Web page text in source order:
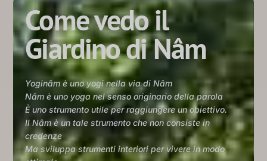
Come vedo il
Giardino di Nâm
Yoginâm è uno yogi nella via di Nâm
Nâm è uno yoga nel senso originario della parola
È uno strumento utile per raggiungere un obiettivo.
Il Nâm è un tale strumento che non consiste in
credenze
Ma sviluppa strumenti interiori per vivere in modo